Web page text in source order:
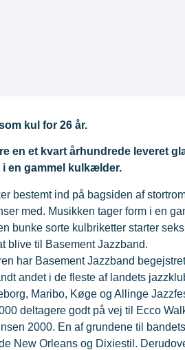
kul for 26 år.
en et kvart århundrede leveret
i en gammel kulkælder.
bestemt ind på bagsiden af
med. Musikken tager form i en
bunke sorte kulbriketter starter
blive til Basement Jazzband.
har Basement Jazzband
andet i de fleste af landets
Maribo, Køge og Allinge
deltagere godt på vej til Ecco
2000. En af grundene til
New Orleans og Dixiestil.